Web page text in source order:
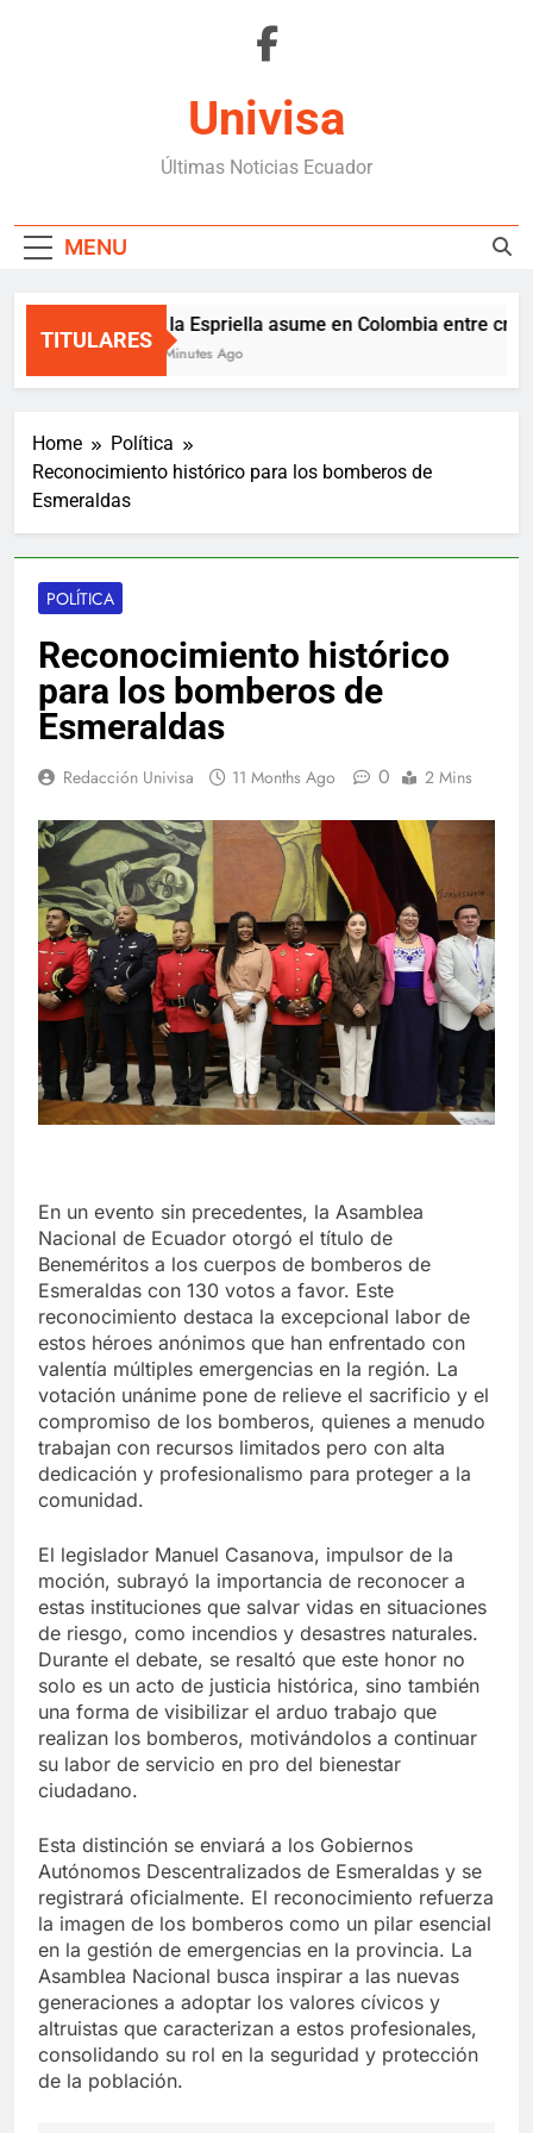
Univisa
Últimas Noticias Ecuador
MENU
TITULARES
De la Espriella asume en Colombia entre
29 Minutes Ago
Home
Política
Reconocimiento histórico para los bomberos de
Esmeraldas
POLÍTICA
Reconocimiento histórico
para los bomberos de
Esmeraldas
Redacción Univisa 11 Months Ago 0 2 Mins
En un evento sin precedentes, la Asamblea
Nacional de Ecuador otorgó el título de
Beneméritos a los cuerpos de bomberos de
Esmeraldas con 130 votos a favor. Este
reconocimiento destaca la excepcional labor de
estos héroes anónimos que han enfrentado con
valentía múltiples emergencias en la región. La
votación unánime pone de relieve el sacrificio y el
compromiso de los bomberos, quienes a menudo
trabajan con recursos limitados pero con alta
dedicación y profesionalismo para proteger a la
comunidad.
El legislador Manuel Casanova, impulsor de la
moción, subrayó la importancia de reconocer a
estas instituciones que salvar vidas en situaciones
de riesgo, como incendios y desastres naturales.
Durante el debate, se resaltó que este honor no
solo es un acto de justicia histórica, sino también
una forma de visibilizar el arduo trabajo que
realizan los bomberos, motivándolos a continuar
su labor de servicio en pro del bienestar
ciudadano.
Esta distinción se enviará a los Gobiernos
Autónomos Descentralizados de Esmeraldas y se
registrará oficialmente. El reconocimiento refuerza
la imagen de los bomberos como un pilar esencial
en la gestión de emergencias en la provincia. La
Asamblea Nacional busca inspirar a las nuevas
generaciones a adoptar los valores cívicos y
altruistas que caracterizan a estos profesionales,
consolidando su rol en la seguridad y protección
de la población.